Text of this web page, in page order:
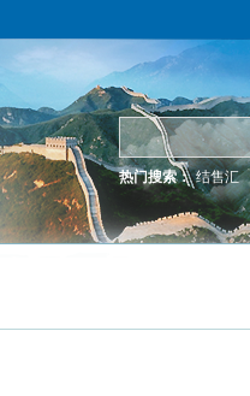
热门搜索： 结售汇